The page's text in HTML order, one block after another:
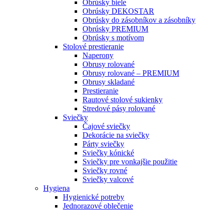
Obrúsky biele
Obrúsky DEKOSTAR
Obrúsky do zásobníkov a zásobníky
Obrúsky PREMIUM
Obrúsky s motívom
Stolové prestieranie
Naperony
Obrusy rolované
Obrusy rolované – PREMIUM
Obrusy skladané
Prestieranie
Rautové stolové sukienky
Stredové pásy rolované
Sviečky
Čajové sviečky
Dekorácie na sviečky
Párty sviečky
Sviečky kónické
Sviečky pre vonkajšie použitie
Sviečky rovné
Sviečky valcové
Hygiena
Hygienické potreby
Jednorazové oblečenie